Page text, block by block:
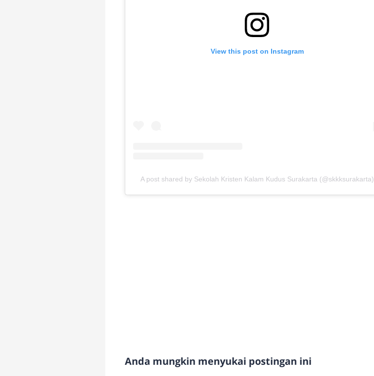
View this post on Instagram
A post shared by Sekolah Kristen Kalam Kudus Surakarta (@skkksurakarta)
Anda mungkin menyukai postingan ini